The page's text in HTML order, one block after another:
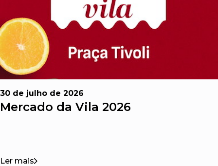
30 de julho de 2026
Mercado da Vila 2026
Ler mais